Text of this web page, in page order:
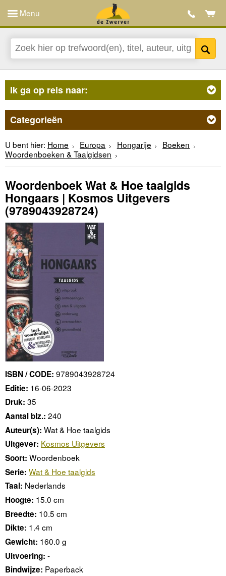
Menu
Ik ga op reis naar:
Categorieën
U bent hier: Home Europa Hongarije
Boeken
Woordenboeken & Taalgidsen
Woordenboek Wat & Hoe taalgids
Hongaars | Kosmos Uitgevers
(9789043928724)
ISBN / CODE: 9789043928724
Editie: 16-06-2023
Druk: 35
Aantal blz.: 240
Auteur(s): Wat & Hoe taalgids
Uitgever: Kosmos Uitgevers
Soort: Woordenboek
Serie: Wat & Hoe taalgids
Taal: Nederlands
Hoogte: 15.0 cm
Breedte: 10.5 cm
Dikte: 1.4 cm
Gewicht: 160.0 g
Uitvoering: -
Bindwijze: Paperback